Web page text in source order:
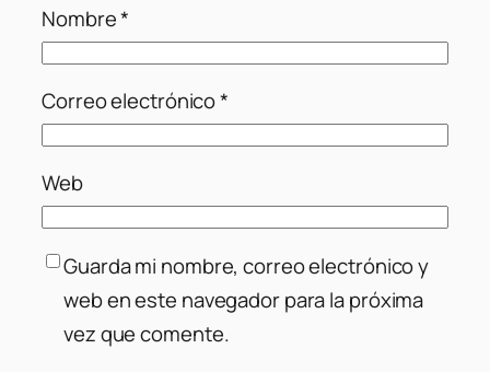
Nombre*
Correo electrónico*
Web
Guarda mi nombre, correo electrónico y
web en este navegador para la próxima
vez que comente.